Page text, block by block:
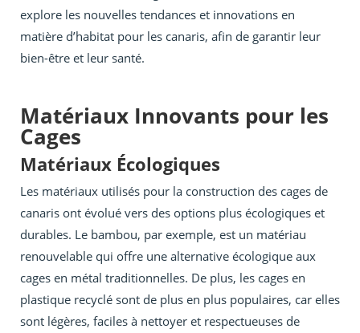
explore les nouvelles tendances et innovations en
matière d’habitat pour les canaris, afin de garantir leur
bien-être et leur santé.
Matériaux Innovants pour les
Cages
Matériaux Écologiques
Les matériaux utilisés pour la construction des cages de
canaris ont évolué vers des options plus écologiques et
durables. Le bambou, par exemple, est un matériau
renouvelable qui offre une alternative écologique aux
cages en métal traditionnelles. De plus, les cages en
plastique recyclé sont de plus en plus populaires, car elles
sont légères, faciles à nettoyer et respectueuses de